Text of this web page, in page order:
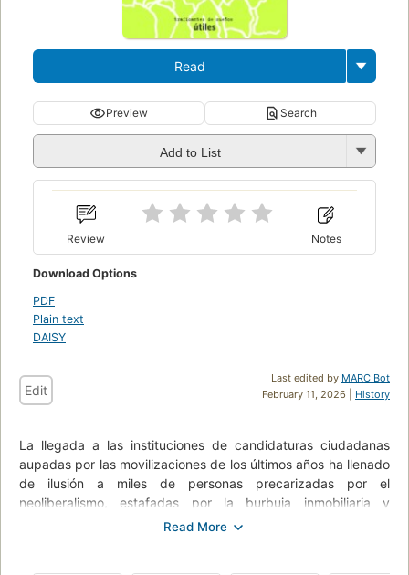
Read
Preview Search
Add to List
Review Notes
Download Options
PDF
Plain text
DAISY
Last edited by MARC Bot
February 11, 2026 | History
Edit
La llegada a las instituciones de candidaturas ciudadanas
aupadas por las movilizaciones de los últimos años ha llenado
de ilusión a miles de personas precarizadas por el
neoliberalismo, estafadas por la burbuja inmobiliaria y
excluidas por las políticas de austeridad. Más allá de las